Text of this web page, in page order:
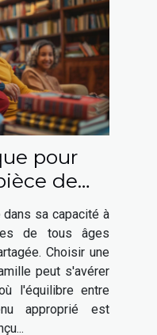
pour
de
à toute la
sa capacité à
de tous âges
Choisir une
peut s'avérer
l'équilibre entre
approprié est